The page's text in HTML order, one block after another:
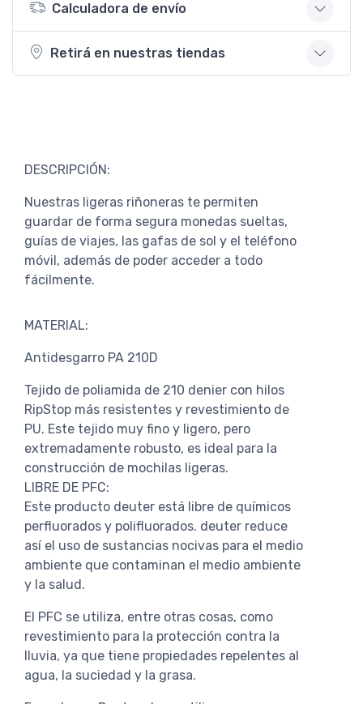
Calculadora de envío
Retirá en nuestras tiendas
DESCRIPCIÓN:
Nuestras ligeras riñoneras te permiten
guardar de forma segura monedas sueltas,
guías de viajes, las gafas de sol y el teléfono
móvil, además de poder acceder a todo
fácilmente.
MATERIAL:
Antidesgarro PA 210D
Tejido de poliamida de 210 denier con hilos
RipStop más resistentes y revestimiento de
PU. Este tejido muy fino y ligero, pero
extremadamente robusto, es ideal para la
construcción de mochilas ligeras.
LIBRE DE PFC:
Este producto deuter está libre de químicos
perfluorados y polifluorados. deuter reduce
así el uso de sustancias nocivas para el medio
ambiente que contaminan el medio ambiente
y la salud.
El PFC se utiliza, entre otras cosas, como
revestimiento para la protección contra la
lluvia, ya que tiene propiedades repelentes al
agua, la suciedad y la grasa.